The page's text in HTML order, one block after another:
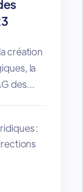
création
la
des...